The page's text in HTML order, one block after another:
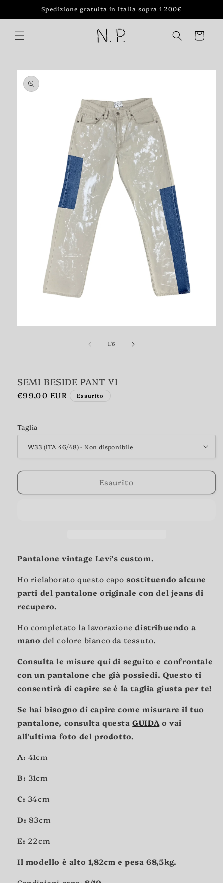
direttamente
ai contenuti
Spedizione gratuita in Italia sopra i 200€
Carrello
Passa alle
informazioni
sul prodotto
contenuti
1/su
6
SEMI BESIDE PANT V1
Prezzo
€99,00 EUR Esaurito
Taglia
Esaurito
Pantalone vintage Levi’s custom.
Ho rielaborato questo caposostituendo alcune
parti del pantalone originale con del jeans di
recupero.
Ho completato la lavorazione distribuendo a
mano del colore bianco da tessuto.
Consulta le misure qui di seguito e confrontale
con un pantalone che già possiedi. Questo ti
consentirà di capire se è la taglia giusta per te!
Se hai bisogno di capire come misurare il tuo
pantalone, consulta questa GUIDA o vai
all'ultima foto del prodotto.
A: 41cm
B: 31cm
C: 34cm
D: 83cm
E: 22cm
Il modello è alto 1,82cm e pesa 68,5kg.